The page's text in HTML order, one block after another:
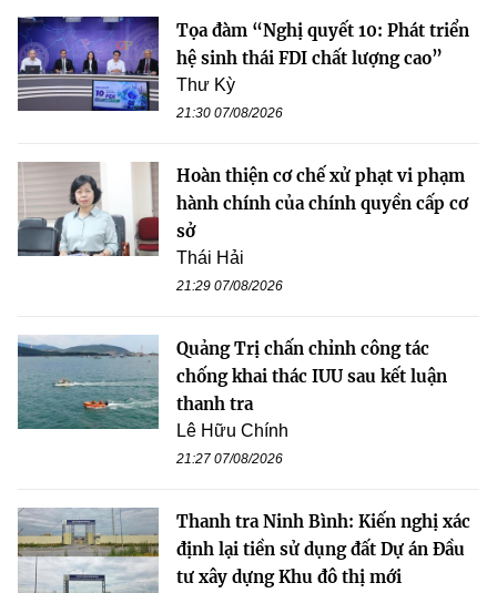
Tọa đàm “Nghị quyết 10: Phát triển
hệ sinh thái FDI chất lượng cao”
Thư Kỳ
21:30 07/08/2026
Hoàn thiện cơ chế xử phạt vi phạm
hành chính của chính quyền cấp cơ
sở
Thái Hải
21:29 07/08/2026
Quảng Trị chấn chỉnh công tác
chống khai thác IUU sau kết luận
thanh tra
Lê Hữu Chính
21:27 07/08/2026
Thanh tra Ninh Bình: Kiến nghị xác
định lại tiền sử dụng đất Dự án Đầu
tư xây dựng Khu đô thị mới